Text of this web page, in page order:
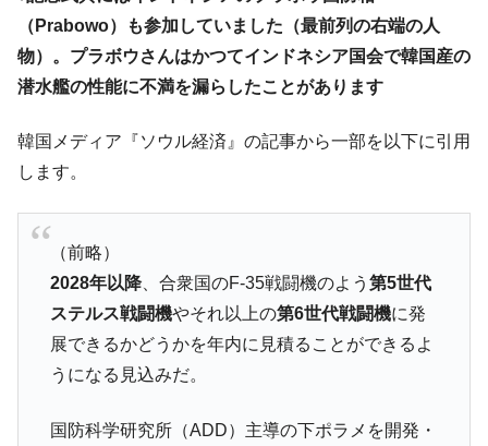
『Money1』
韓国型イージス搭載の次世代駆逐艦
「KDDX」1番艦、2032年竣工と公示
『Money1』
【対日本円】ウォン安が急進！ 日米の協調
『Money1』
韓国政府『BYD』車への補助金を全廃 ⇒ 実
は韓国で『BYD』車は売れている。6カ月で対前年同期比
『Money1』
く空港に詰めかけ「出て行け！」「極右勢力」のプラカー
ドを掲げる「在韓反米勢力」
『Money1』
韓国政府「2035年までに18.4GW規模のAIデ
ータセンター整備」⇒ だから無理だってば。
『Money1』
JPモルガン「韓国レバレッジETFの清算は
『Money1』
韓国『国民年金公団』株価暴落で200兆蒸
（Prabowo）も参加していました（最前列の右端の人
物）。プラボウさんはかつてインドネシア国会で韓国産の
潜水艦の性能に不満を漏らしたことがあります
韓国メディア『ソウル経済』の記事から一部を以下に引用
します。
（前略）
2028年以降、合衆国のF-35戦闘機のよう 第5世代
ステルス戦闘機やそれ以上の第6世代戦闘機に発
展できるかどうかを年内に見積ることができるよ
うになる見込みだ。
国防科学研究所（ADD）主導の下ポラメを開発・